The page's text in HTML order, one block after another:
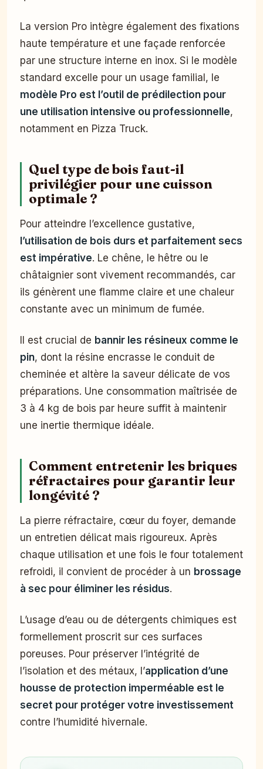
La version Pro intègre également des fixations
haute température et une façade renforcée
par une structure interne en inox. Si le modèle
standard excelle pour un usage familial, le
modèle Pro est l’outil de prédilection pour
une utilisation intensive ou professionnelle,
notamment en Pizza Truck.
Quel type de bois faut-il
privilégier pour une cuisson
optimale ?
Pour atteindre l’excellence gustative,
l’utilisation de bois durs et parfaitement secs
est impérative. Le chêne, le hêtre ou le
châtaignier sont vivement recommandés, car
ils génèrent une flamme claire et une chaleur
constante avec un minimum de fumée.
Il est crucial de bannir les résineux comme le
pin, dont la résine encrasse le conduit de
cheminée et altère la saveur délicate de vos
préparations. Une consommation maîtrisée de
3 à 4 kg de bois par heure suffit à maintenir
une inertie thermique idéale.
Comment entretenir les briques
réfractaires pour garantir leur
longévité ?
La pierre réfractaire, cœur du foyer, demande
un entretien délicat mais rigoureux. Après
chaque utilisation et une fois le four totalement
refroidi, il convient de procéder à un brossage
à sec pour éliminer les résidus.
L’usage d’eau ou de détergents chimiques est
formellement proscrit sur ces surfaces
poreuses. Pour préserver l’intégrité de
l’isolation et des métaux, l’application d’une
housse de protection imperméable est le
secret pour protéger votre investissement
contre l’humidité hivernale.